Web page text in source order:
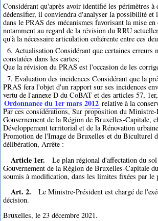
Considérant qu'après avoir identifié les périmètres à
dédensifier, il conviendra d'analyser la possibilité
dans le PRAS des mécanismes favorisant la mise
notamment au regard de la révision du RRU
qu'à la nécessaire articulation cohérente entre ces
6. Actualisation Considérant que certaines erreurs
constatées dans les cartes;
Que la révision du PRAS est l'occasion de les
7. Evaluation des incidences Considérant que la
PRAS fera l'objet d'un rapport sur ses incidences
vertu de l'annexe D du CoBAT et des articles 57,
Ordonnance du 1er mars 2012 relative à la
Par ces considérations, Sur proposition du Ministre-
Gouvernement de la Région de Bruxelles-Capitale,
Développement territorial et de la Rénovation
Promotion de l'Image de Bruxelles et du Biculturel
délibération, Arrête :
Article 1er.
Le plan régional d'affectation du
Gouvernement de la Région de Bruxelles-Capitale
soumis à modification, dans les limites fixées par le
Art. 2.
Le Ministre-Président est chargé de
décision.
Bruxelles, le 23 décembre 2021.